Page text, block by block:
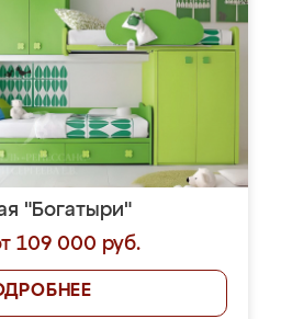
"Богатыри"
109 000 руб.